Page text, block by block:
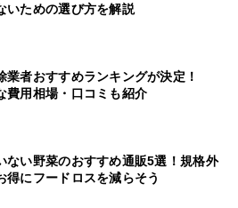
いための選び方を解説
業者おすすめランキングが決定！
費用相場・口コミも紹介
ない野菜のおすすめ通販5選！規格外
得にフードロスを減らそう